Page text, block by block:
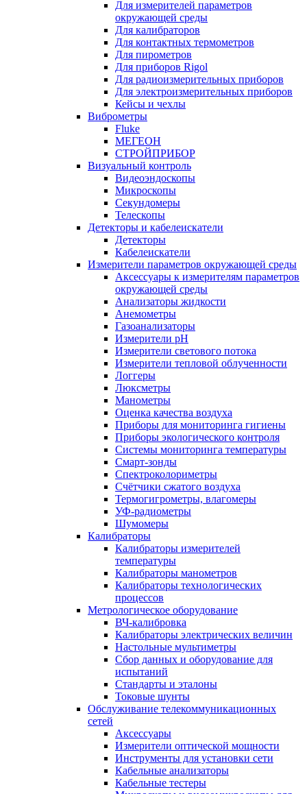
Для измерителей параметров
окружающей среды
Для калибраторов
Для контактных термометров
Для пирометров
Для приборов Rigol
Для радиоизмерительных приборов
Для электроизмерительных приборов
Кейсы и чехлы
Виброметры
Fluke
МЕГЕОН
СТРОЙПРИБОР
Визуальный контроль
Видеоэндоскопы
Микроскопы
Секундомеры
Телескопы
Детекторы и кабелеискатели
Детекторы
Кабелеискатели
Измерители параметров окружающей среды
Аксессуары к измерителям параметров
окружающей среды
Анализаторы жидкости
Анемометры
Газоанализаторы
Измерители pH
Измерители светового потока
Измерители тепловой облученности
Логгеры
Люксметры
Манометры
Оценка качества воздуха
Приборы для мониторинга гигиены
Приборы экологического контроля
Системы мониторинга температуры
Смарт-зонды
Спектроколориметры
Счётчики сжатого воздуха
Термогигрометры, влагомеры
УФ-радиометры
Шумомеры
Калибраторы
Калибраторы измерителей
температуры
Калибраторы манометров
Калибраторы технологических
процессов
Метрологическое оборудование
ВЧ-калибровка
Калибраторы электрических величин
Настольные мультиметры
Сбор данных и оборудование для
испытаний
Стандарты и эталоны
Токовые шунты
Обслуживание телекоммуникационных
сетей
Аксессуары
Измерители оптической мощности
Инструменты для установки сети
Кабельные анализаторы
Кабельные тестеры